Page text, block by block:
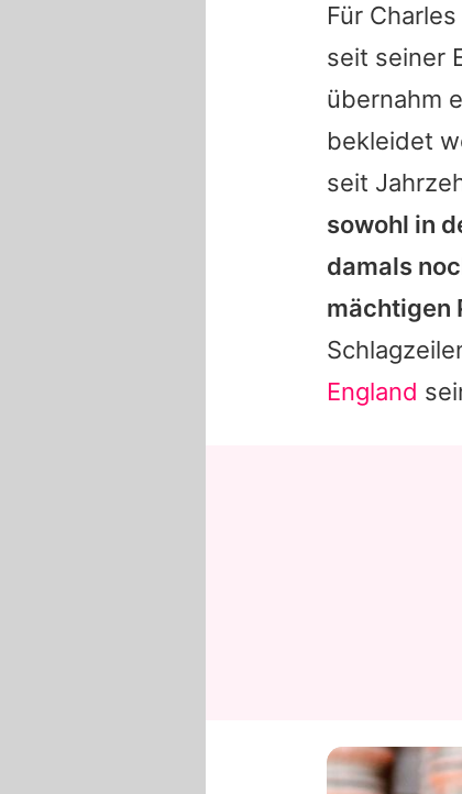
Für Charles
seit seiner
übernahm
bekleidet
seit
sowohl in
damals
mächtigen
England